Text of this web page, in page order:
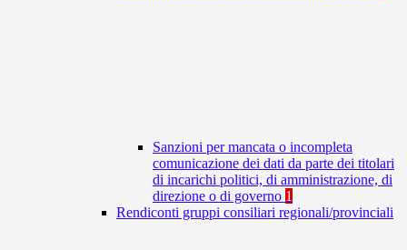
Sanzioni per mancata o incompleta
comunicazione dei dati da parte dei titolari
di incarichi politici, di amministrazione, di
direzione o di governo 1
Rendiconti gruppi consiliari regionali/provinciali